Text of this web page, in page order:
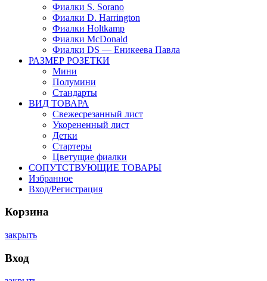
Фиалки S. Sorano
Фиалки D. Harrington
Фиалки Holtkamp
Фиалки McDonald
Фиалки DS — Еникеева Павла
РАЗМЕР РОЗЕТКИ
Мини
Полумини
Стандарты
ВИД ТОВАРА
Свежесрезанный лист
Укорененный лист
Детки
Стартеры
Цветущие фиалки
СОПУТСТВУЮЩИЕ ТОВАРЫ
Избранное
Вход/Регистрация
Корзина
закрыть
Вход